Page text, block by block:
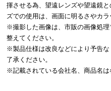
揮させる為、望遠レンズや望遠鏡
ズでの使用は、画面に明るさやカ
※撮影した画像は、市販の画像処
整えてください。
※製品仕様は改良などにより予告
了承ください。
※記載されている会社名、商品名は